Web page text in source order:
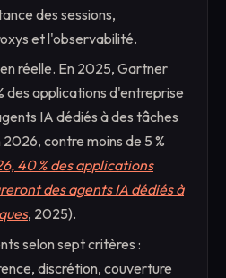
des sessions,
et l'observabilité.
réelle. En 2025, Gartner
des applications d'entreprise
IA dédiés à des tâches
contre moins de 5 %
40 % des applications
des agents IA dédiés à
, 2025).
selon sept critères :
discrétion, couverture